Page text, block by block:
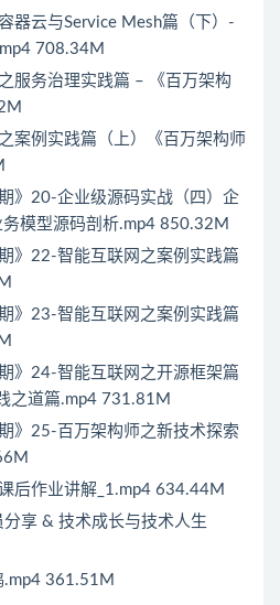
器云与Service Mesh篇（下）-
708.34M
服务治理实践篇 – 《百万架构
案例实践篇（上）《百万架构师
》20-企业级源码实战（四）企
务模型源码剖析.mp4 850.32M
》22-智能互联网之案例实践篇
》23-智能互联网之案例实践篇
》24-智能互联网之开源框架篇
之道篇.mp4 731.81M
》25-百万架构师之新技术探索
后作业讲解_1.mp4 634.44M
享 & 技术成长与技术人生
361.51M